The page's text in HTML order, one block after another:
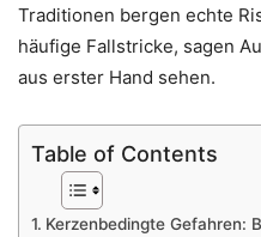
Traditionen bergen echte
häufige Fallstricke, sagen
aus erster Hand sehen.
Table of Contents
Kerzenbedingte Gefahren: